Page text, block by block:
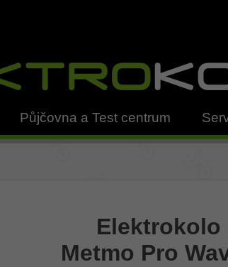
Půjčovna a Test centrum
Elektrokolo
Metmo Pro